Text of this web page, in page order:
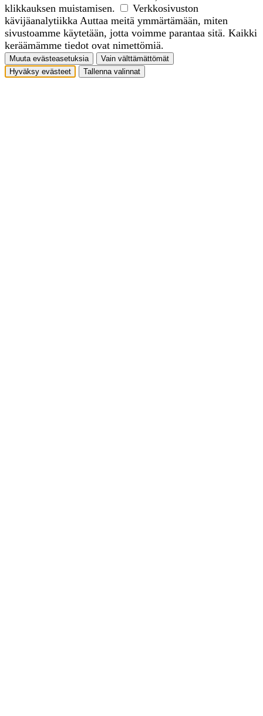
klikkauksen muistamisen.
Verkkosivuston
kävijäanalytiikka Auttaa meitä ymmärtämään, miten
sivustoamme käytetään, jotta voimme parantaa sitä. Kaikki
keräämämme tiedot ovat nimettömiä.
Muuta evästeasetuksia
Vain välttämättömät
Hyväksy evästeet
Tallenna valinnat